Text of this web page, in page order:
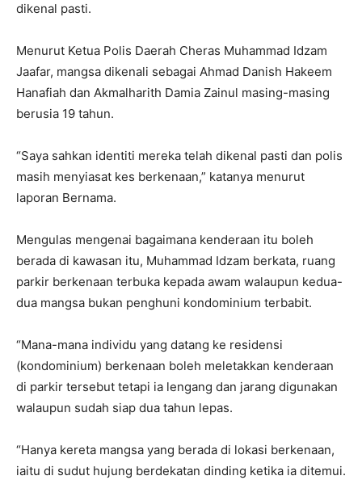
dikenal pasti.
Menurut Ketua Polis Daerah Cheras Muhammad Idzam
Jaafar, mangsa dikenali sebagai Ahmad Danish Hakeem
Hanafiah dan Akmalharith Damia Zainul masing-masing
berusia 19 tahun.
“Saya sahkan identiti mereka telah dikenal pasti dan polis
masih menyiasat kes berkenaan,” katanya menurut
laporan Bernama.
Mengulas mengenai bagaimana kenderaan itu boleh
berada di kawasan itu, Muhammad Idzam berkata, ruang
parkir berkenaan terbuka kepada awam walaupun kedua-
dua mangsa bukan penghuni kondominium terbabit.
“Mana-mana individu yang datang ke residensi
(kondominium) berkenaan boleh meletakkan kenderaan
di parkir tersebut tetapi ia lengang dan jarang digunakan
walaupun sudah siap dua tahun lepas.
“Hanya kereta mangsa yang berada di lokasi berkenaan,
iaitu di sudut hujung berdekatan dinding ketika ia ditemui.